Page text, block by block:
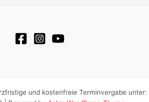
und kostenfreie Terminvergabe unter: